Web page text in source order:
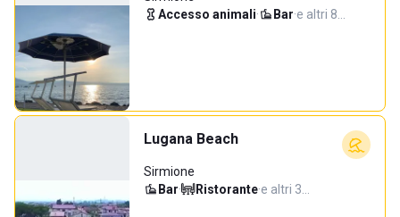
Accesso animali· Bar·e altri 8…
Lugana Beach
Sirmione
Bar· Ristorante·e altri 3…